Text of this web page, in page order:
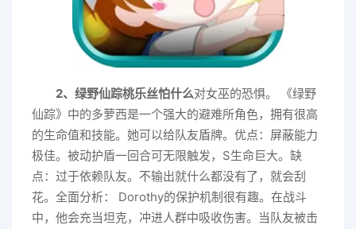
2、绿野仙踪桃乐丝怕什么对女巫的恐惧。 《绿野
仙踪》中的多萝西是一个强大的避难所角色，拥有很高
的生命值和技能。她可以给队友盾牌。优点：屏蔽能力
极佳。被动护盾一回合可无限触发，S生命巨大。缺
点：过于依赖队友。不输出就什么都没有了，就会刮
花。全面分析： Dorothy的保护机制很有趣。在战斗
中，他会充当坦克，冲进人群中吸收伤害。当队友被击